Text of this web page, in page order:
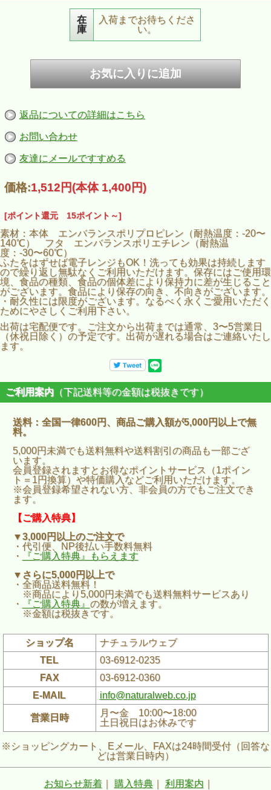
在
庫
入荷までお待ちくださ
い。
返品についての詳細はこちら
お問い合わせ
友達にメールですすめる
価格:1,512円(本体 1,400円)
[ポイント還元 15ポイント～]
素材：本体 エンバランスポリプロピレン（耐熱温度：-20〜
140℃） フタ エンバランスポリエチレン（耐熱温
度：-30〜60℃）
ふたをはずせば電子レンジもOK！洗っても効果は持続します
ので繰り返し無駄なくご利用いただけます。保存にはご使用環
境、食品の種類、食品の個体差により保持力に差が生じること
がございます。食品により保存の向き、不向きがございます。
・耐久性には限度がございます。なるべく永くご愛用いただく
ためにやさしくご利用下さい。
出荷は宅配便です。ご注文から出荷までは通常、3〜5営業日
（休祝日除く）の予定です。出荷が遅れる場合はご連絡いたし
ます。
ご利用案内 （下記送料等の金額は税抜きです）
送料：全国一律600円、商品ご購入額が5,000円以上で無
料。
5,000円未満でも送料無料や送料割引の商品も一部ござ
います。
会員登録されますとお得なポイントサービス（1ポイン
ト＝1円換算）や特価購入などご利用いただけます。
※会員登録希望されない方、非会員の方でもご注文でき
ます。
【ご購入特典】
▼3,000円以上のご注文で
・代引便、NP後払い手数料無料
・
『ご購入特典』もらえます
▼さらに5,000円以上で
・全商品送料無料！
※商品により5,000円未満でも送料無料サービスあり
・
『ご購入特典』 の数が増えます。
※金額は税抜きです。
ショップ名
ナチュラルウェブ
TEL
03-6912-0235
FAX
03-6912-0360
E-MAIL
info@naturalweb.co.jp
営業日時
月〜金 10:00〜18:00
土日祝日はお休みです
※ショッピングカート、Eメール、FAXは24時間受付（回答な
どは営業日時内）
お知らせ新着｜ 購入特典｜ 利用案内